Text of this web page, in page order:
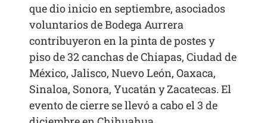
que dio inicio en septiembre, asociados
voluntarios de Bodega Aurrera
contribuyeron en la pinta de postes y
piso de 32 canchas de Chiapas, Ciudad de
México, Jalisco, Nuevo León, Oaxaca,
Sinaloa, Sonora, Yucatán y Zacatecas. El
evento de cierre se llevó a cabo el 3 de